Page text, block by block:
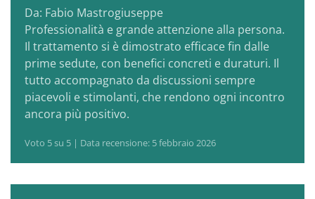
Da: Fabio Mastrogiuseppe
Professionalità e grande attenzione alla persona.
Il trattamento si è dimostrato efficace fin dalle
prime sedute, con benefici concreti e duraturi. Il
tutto accompagnato da discussioni sempre
piacevoli e stimolanti, che rendono ogni incontro
ancora più positivo.
Voto 5 su 5 | Data recensione: 5 febbraio 2026